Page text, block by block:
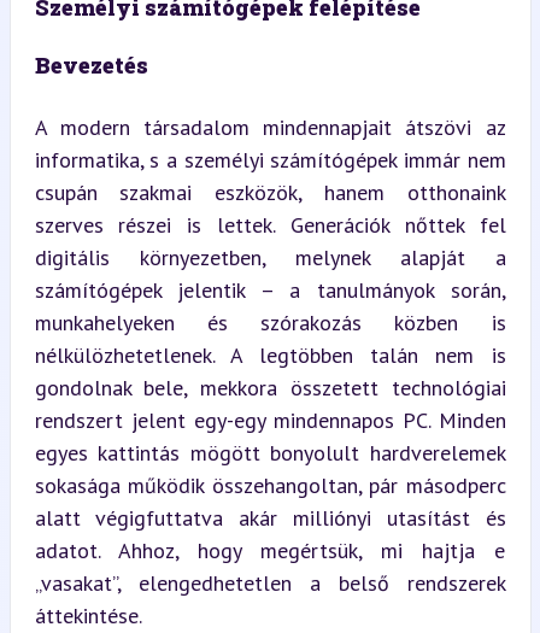
Személyi számítógépek felépítése
Bevezetés
A modern társadalom mindennapjait átszövi az
informatika, s a személyi számítógépek immár nem
csupán szakmai eszközök, hanem otthonaink
szerves részei is lettek. Generációk nőttek fel
digitális környezetben, melynek alapját a
számítógépek jelentik – a tanulmányok során,
munkahelyeken és szórakozás közben is
nélkülözhetetlenek. A legtöbben talán nem is
gondolnak bele, mekkora összetett technológiai
rendszert jelent egy-egy mindennapos PC. Minden
egyes kattintás mögött bonyolult hardverelemek
sokasága működik összehangoltan, pár másodperc
alatt végigfuttatva akár milliónyi utasítást és
adatot. Ahhoz, hogy megértsük, mi hajtja e
„vasakat”, elengedhetetlen a belső rendszerek
áttekintése.